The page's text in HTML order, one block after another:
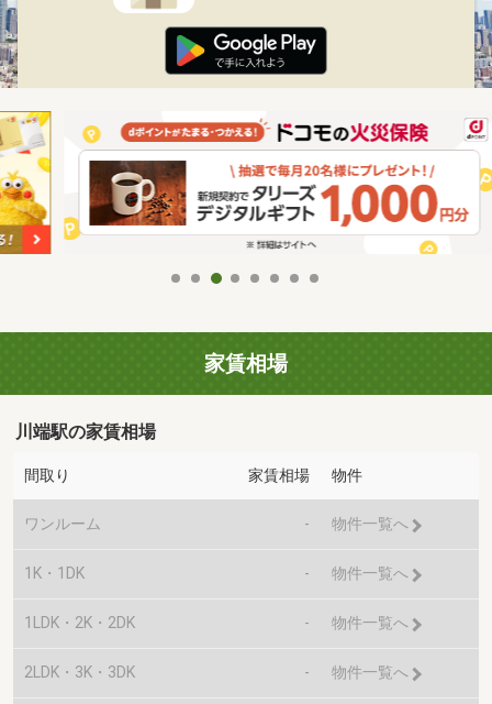
家賃相場
川端駅の家賃相場
間取り 家賃相場 物件
ワンルーム - 物件一覧へ
1K・1DK - 物件一覧へ
1LDK・2K・2DK - 物件一覧へ
2LDK・3K・3DK - 物件一覧へ